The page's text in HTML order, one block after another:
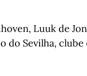
Luuk de
do Sevilha,